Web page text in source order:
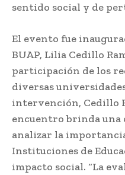
sentido social y de
El evento fue
BUAP, Lilia Cedillo
participación de los
diversas
intervención, Cedillo
encuentro brinda
analizar la
Instituciones de
impacto social. “La